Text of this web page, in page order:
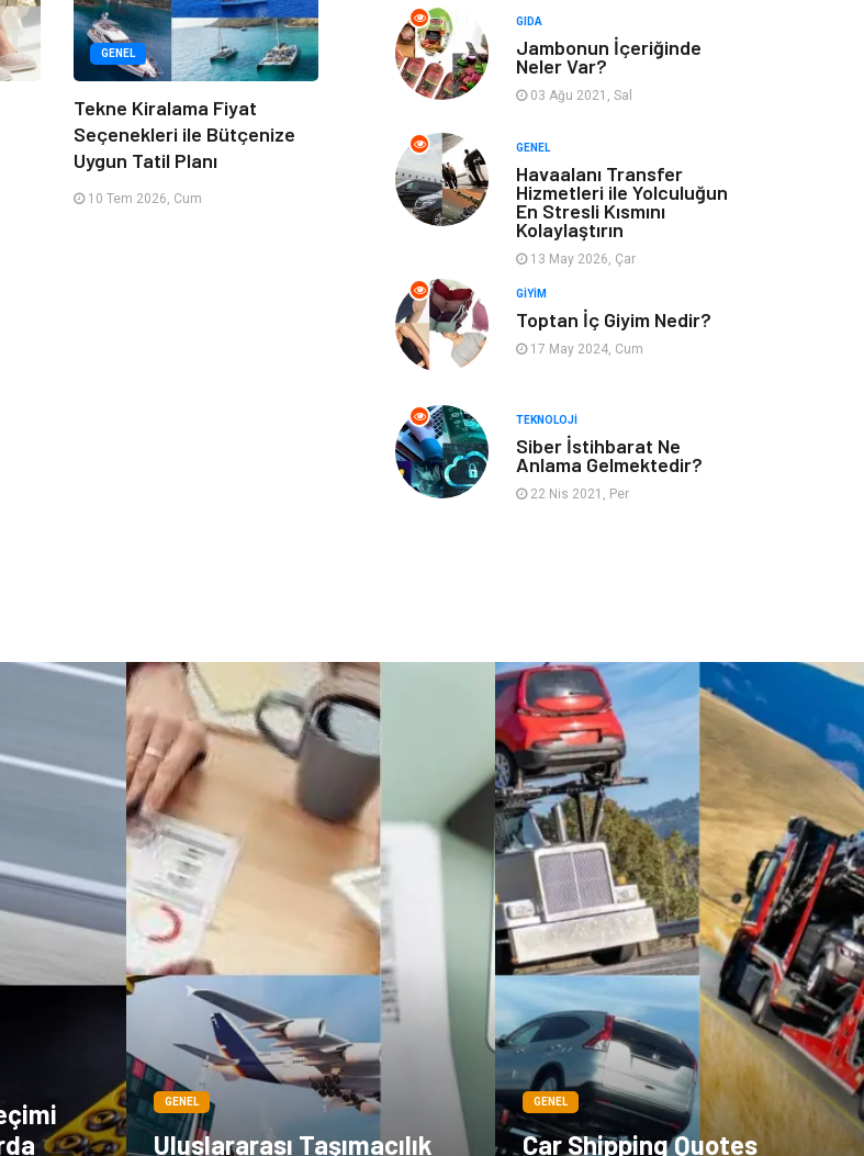
GENEL
Tekne Kiralama Fiyat
Seçenekleri ile Bütçenize
Uygun Tatil Planı
10 Tem 2026, Cum
Genel Kültür Tatil
İnternet Turizm
Gayrimenkul
Astroloji Müzik
Gençlik
Sigorta Bakım
GIDA
Jambonun İçeriğinde
Neler Var?
03 Ağu 2021, Sal
GENEL
Havaalanı Transfer
Hizmetleri ile Yolculuğun
En Stresli Kısmını
Kolaylaştırın
13 May 2026, Çar
GIYIM
Toptan İç Giyim Nedir?
17 May 2024, Cum
TEKNOLOJI
Siber İstihbarat Ne
Anlama Gelmektedir?
22 Nis 2021, Per
GENEL
Uluslararası Taşımacılık
GENEL
Car Shipping Quotes